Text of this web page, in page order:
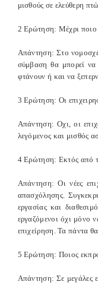
μισθούς σε ελεύθερη
2 Ερώτηση: Μέχρι ποιο
Απάντηση: Στο
σύμβαση θα μπορεί να
φτάνουν ή και να
3 Ερώτηση: Οι
Απάντηση: Οχι, οι
λεγόμενος και μισθός
4 Ερώτηση: Εκτός από
Απάντηση: Οι νέες
απασχόλησης.
εργασίας και
εργαζόμενοι όχι μόνο
επιχείρηση. Τα πάντα
5 Ερώτηση: Ποιος
Απάντηση: Σε μεγάλες